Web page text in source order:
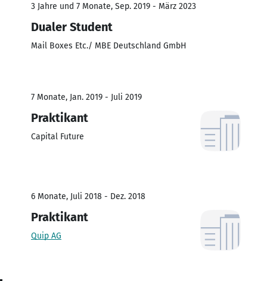
3 Jahre und 7 Monate, Sep. 2019 - März 2023
Dualer Student
Mail Boxes Etc./ MBE Deutschland GmbH
7 Monate, Jan. 2019 - Juli 2019
Praktikant
Capital Future
6 Monate, Juli 2018 - Dez. 2018
Praktikant
Quip AG